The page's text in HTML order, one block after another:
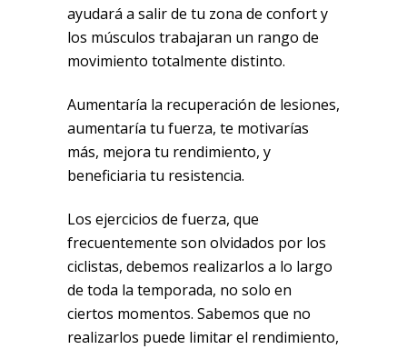
ayudará a salir de tu zona de confort y
los músculos trabajaran un rango de
movimiento totalmente distinto.
Aumentaría la recuperación de lesiones,
aumentaría tu fuerza, te motivarías
más, mejora tu rendimiento, y
beneficiaria tu resistencia.
Los ejercicios de fuerza, que
frecuentemente son olvidados por los
ciclistas, debemos realizarlos a lo largo
de toda la temporada, no solo en
ciertos momentos. Sabemos que no
realizarlos puede limitar el rendimiento,